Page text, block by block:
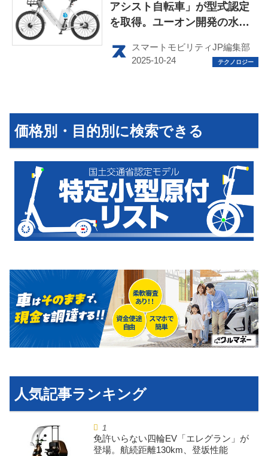
電動バイク
電動キックボード
このメディアについて
利用規約
プライバシーポリシー
ライター名簿
お問い合せ
広告掲載について
アシスト自転車」が型式認定
を取得。ユーオン開発の水素
もなく登場か
スマートモビリティJP編集部
価格別・目的別に検索できる
免許いらない四輪EV「エレグラン」が
登場。航続距離130km、登坂性能